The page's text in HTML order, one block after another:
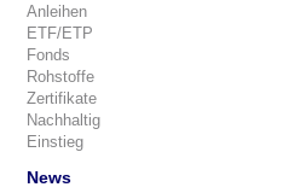
Anleihen
ETF/ETP
Fonds
Rohstoffe
Zertifikate
Nachhaltig
Einstieg
News